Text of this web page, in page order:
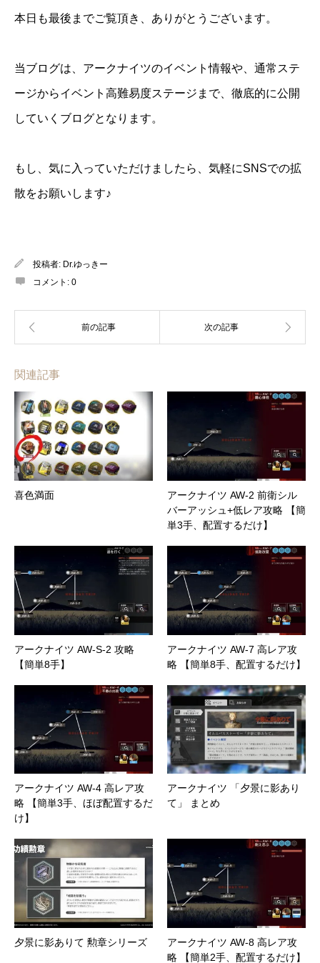
本日も最後までご覧頂き、ありがとうございます。
当ブログは、アークナイツのイベント情報や、通常ステ
ージからイベント高難易度ステージまで、徹底的に公開
していくブログとなります。
もし、気に入っていただけましたら、気軽にSNSでの拡
散をお願いします♪
投稿者: Dr.ゆっきー
コメント: 0
関連記事
喜色満面
アークナイツ AW-2 前衛シル
バーアッシュ+低レア攻略 【簡
単3手、配置するだけ】
アークナイツ AW-S-2 攻略
【簡単8手】
アークナイツ AW-7 高レア攻
略 【簡単8手、配置するだけ】
アークナイツ AW-4 高レア攻
略 【簡単3手、ほぼ配置するだ
け】
アークナイツ 「夕景に影あり
て」 まとめ
夕景に影ありて 勲章シリーズ
アークナイツ AW-8 高レア攻
略 【簡単2手、配置するだけ】